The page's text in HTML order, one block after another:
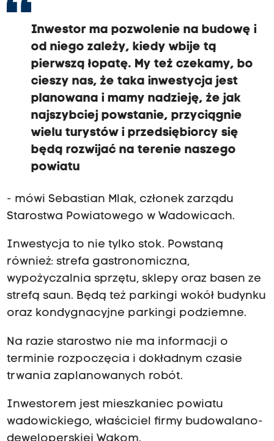
Inwestor ma pozwolenie na budowę i
od niego zależy, kiedy wbije tą
pierwszą łopatę. My też czekamy, bo
cieszy nas, że taka inwestycja jest
planowana i mamy nadzieję, że jak
najszybciej powstanie, przyciągnie
wielu turystów i przedsiębiorcy się
będą rozwijać na terenie naszego
powiatu
- mówi Sebastian Mlak, członek zarządu
Starostwa Powiatowego w Wadowicach.
Inwestycja to nie tylko stok. Powstaną
również: strefa gastronomiczna,
wypożyczalnia sprzętu, sklepy oraz basen ze
strefą saun. Będą też parkingi wokół budynku
oraz kondygnacyjne parkingi podziemne.
Na razie starostwo nie ma informacji o
terminie rozpoczęcia i dokładnym czasie
trwania zaplanowanych robót.
Inwestorem jest mieszkaniec powiatu
wadowickiego, właściciel firmy budowalano-
i
e
n
a
.
O
b
o
w
i
ą
k
i